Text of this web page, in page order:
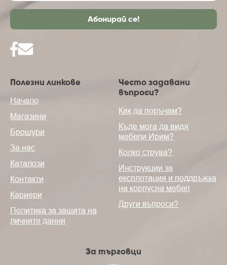
Полезни линкове
Начало
Магазини
Брошури
За нас
Каталози
Контакти
Кариери
Политика за защита на
личните данни
Често задавани
въпроси?
Как да поръчам?
Къде мога да видя
мебели Ирим?
Колко струва?
Инструкции за
експлотация и поддръжка
на корпусна мебел
Други въпроси?
За търговци